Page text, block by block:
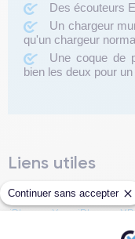
Continuer sans accepter
Des écouteurs
Un chargeur
qu'un chargeur
Une coque de
bien les deux pour
Liens utiles
iPhone XR fiche
iPhone X vs iPhone XR